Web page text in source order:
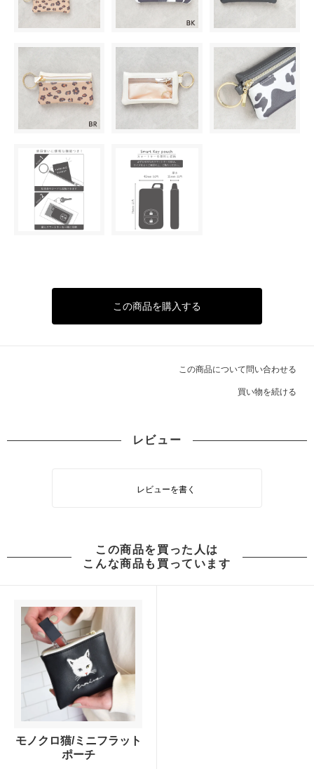
この商品を購入する
この商品について問い合わせる
買い物を続ける
レビュー
レビューを書く
この商品を買った人は
こんな商品も買っています
モノクロ猫/ミニフラット
ポーチ